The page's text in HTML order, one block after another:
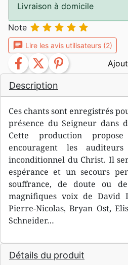
Description
Ces chants sont enregistrés
présence du Seigneur dans
Cette production
encouragent les
inconditionnel du Christ. Il
espérance et un secours
souffrance, de doute ou
magnifiques voix de David
Pierre-Nicolas, Bryan Ost,
Schneider…
Détails du produit
Livraison à domicile
Note     
chat Lire les avis utilisateurs (2)
facebook twitter pinterest